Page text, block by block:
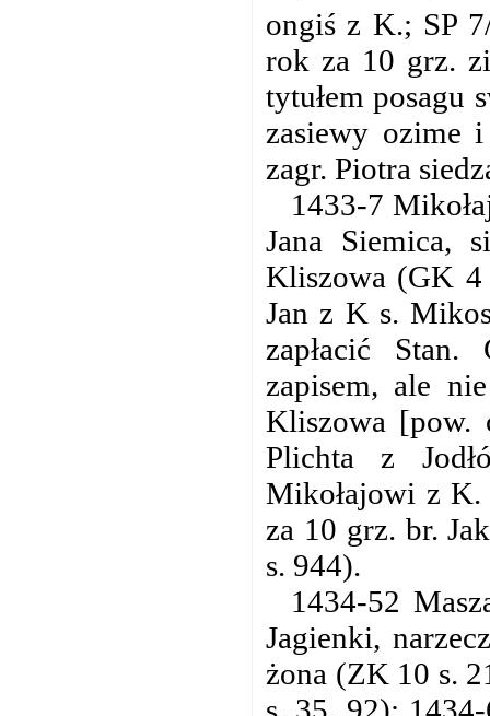
ongiś z K.; SP
rok za 10 grz.
tytułem posagu
zasiewy ozime
zagr. Piotra
1433-7
Jana Siemica,
Kliszowa (GK
Jan z K s.
zapłacić
zapisem, ale
Kliszowa [pow.
Plichta z
Mikołajowi z
za 10 grz. br.
s. 944).
1434-52
Jagienki,
żona (ZK 10 s.
s. 35, 92);